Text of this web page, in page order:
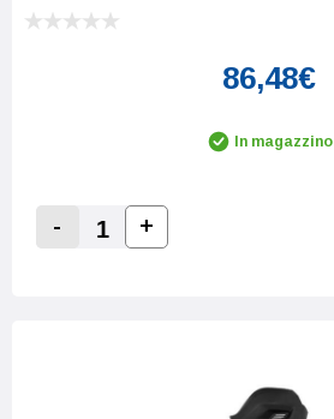
86,48€
In magazzino
Decrease Quantity:
-
Increase Quantity:
+